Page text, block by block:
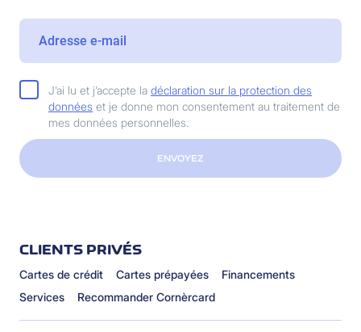
J’ai lu et j’accepte la déclaration sur la protection des
données et je donne mon consentement au traitement de
mes données personnelles.
ENVOYEZ
CLIENTS PRIVÉS
Cartes de crédit Cartes prépayées
Financements
Services
Recommander Cornèrcard